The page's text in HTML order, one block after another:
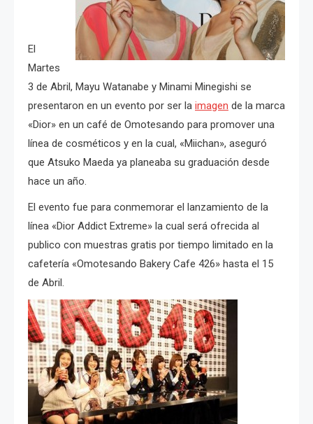
El
Martes
3 de Abril, Mayu Watanabe y Minami Minegishi se
presentaron en un evento por ser la imagen de la marca
«Dior» en un café de Omotesando para promover una
línea de cosméticos y en la cual, «Miichan», aseguró
que Atsuko Maeda ya planeaba su graduación desde
hace un año.
El evento fue para conmemorar el lanzamiento de la
línea «Dior Addict Extreme» la cual será ofrecida al
publico con muestras gratis por tiempo limitado en la
cafetería «Omotesando Bakery Cafe 426» hasta el 15
de Abril.